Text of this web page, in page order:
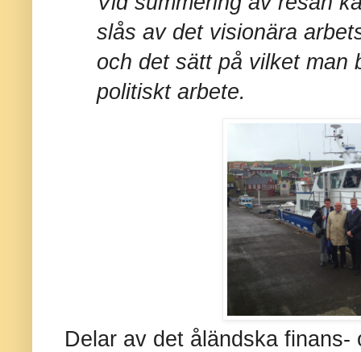
slås av det visionära
och det sätt på vilket man
politiskt arbete.
Delar av det åländska